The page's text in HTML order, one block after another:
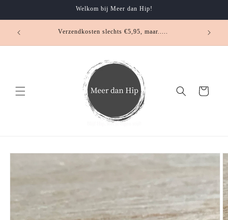
content
Welkom bij Meer dan Hip!
Verzendkosten slechts €5,95, maar..... ....
Winkelwagen